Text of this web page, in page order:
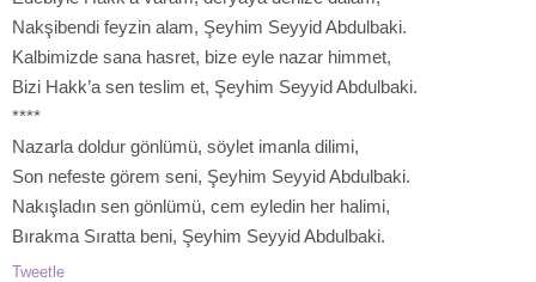
Nakşibendi feyzin alam, Şeyhim Seyyid Abdulbaki.
Kalbimizde sana hasret, bize eyle nazar himmet,
Bizi Hakk’a sen teslim et, Şeyhim Seyyid Abdulbaki.
****
Nazarla doldur gönlümü, söylet imanla dilimi,
Son nefeste görem seni, Şeyhim Seyyid Abdulbaki.
Nakışladın sen gönlümü, cem eyledin her halimi,
Bırakma Sıratta beni, Şeyhim Seyyid Abdulbaki.
Tweetle